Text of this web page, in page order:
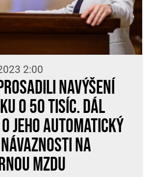
2:00
navýšení
o 50 tisíc. Dál
jeho automatický
na
mzdu